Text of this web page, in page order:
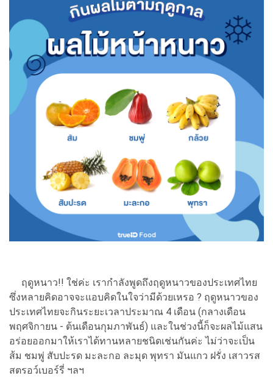
ฤดูหนาว!! ใช่ค่ะ เรากำลังพูดถึงฤดูหนาวของประเทศไทย
ซึ่งหลายคิดอาจจะแอบคิดในใจว่ามีด้วยเหรอ ? ฤดูหนาวของ
ประเทศไทยจะกินระยะเวลาประมาณ 4 เดือน (กลางเดือน
พฤศจิกายน - ต้นเดือนกุมภาพันธ์) และในช่วงนี้ก็จะผลไม้แสน
อร่อยออกมาให้เราได้ทานหลายชนิดเช่นกันค่ะ ไม่ว่าจะเป็น
ส้ม ชมพู่ สับปะรด มะละกอ ละมุด พุทรา มันแกว ฝรั่ง เสาวรส
สตรอว์เบอร์รี่ ฯลฯ